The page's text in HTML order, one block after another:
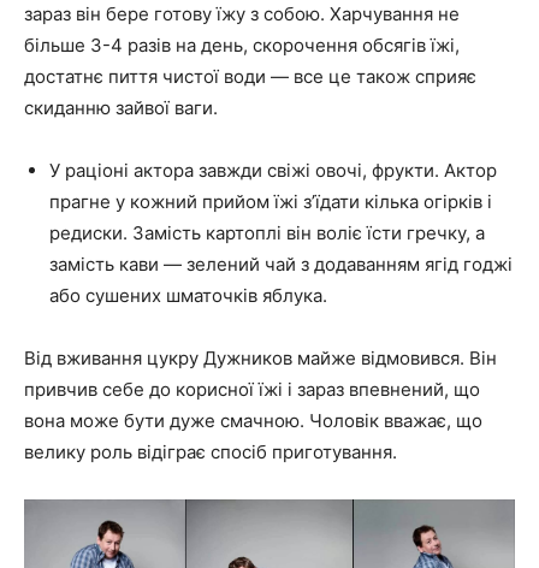
зараз він бере готову їжу з собою. Харчування не
більше 3-4 разів на день, скорочення обсягів їжі,
достатнє пиття чистої води — все це також сприяє
скиданню зайвої ваги.
У раціоні актора завжди свіжі овочі, фрукти. Актор
прагне у кожний прийом їжі з’їдати кілька огірків і
редиски. Замість картоплі він воліє їсти гречку, а
замість кави — зелений чай з додаванням ягід годжі
або сушених шматочків яблука.
Від вживання цукру Дужников майже відмовився. Він
привчив себе до корисної їжі і зараз впевнений, що
вона може бути дуже смачною. Чоловік вважає, що
велику роль відіграє спосіб приготування.